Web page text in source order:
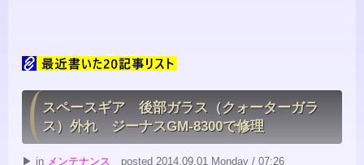
スペースギア 後部ガラス（クォーターガラ
ス）外れ ジーナスGM-8300で修理
▶ in メンテナンス posted 2014.09.01 Monday / 07:26